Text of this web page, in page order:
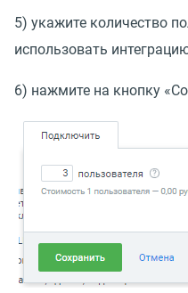
5) укажите количество
использовать
6) нажмите на кнопку «